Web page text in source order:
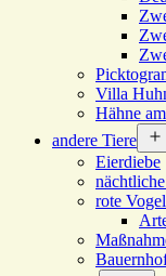
Villa
Hähne
andere Tiere
Eierdiebe
rote